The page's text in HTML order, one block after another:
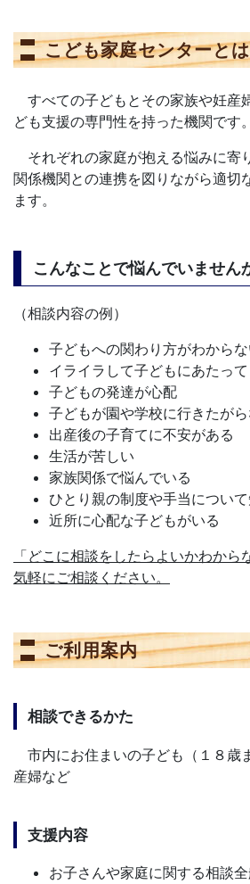
こども家庭センターとは
すべての子どもとその家族や妊産
ども支援の専門性を持った機関です。
それぞれの家庭が抱える悩みに寄
関係機関との連携を図りながら適切
ます。
こんなことで悩んでいません
（相談内容の例）
子どもへの関わり方がわから
イライラして子どもにあたって
子どもの発達が心配
子どもが園や学校に行きたが
出産後の子育てに不安がある
生活が苦しい
家族関係で悩んでいる
ひとり親の制度や手当につい
近所に心配な子どもがいる
「どこに相談をしたらよいかわから
気軽にご相談ください。
ご利用案内
相談できるかた
市内にお住まいの子ども（１８歳
産婦など
支援内容
お子さんや家庭に関する相談